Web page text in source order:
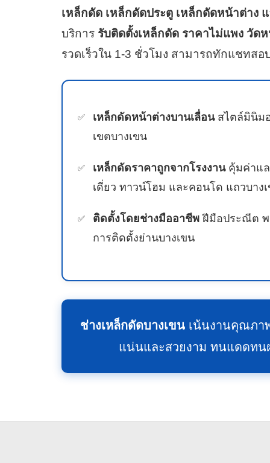
เหล็กดัด เหล็กดัดประตู เหล็กดัดหน้าต่าง
บริการ รับติดตั้งเหล็กดัด ราคาไม่แพง วัด
รวดเร็วใน 1-3 ชั่วโมง สามารถทักแชทส
เหล็กดัดหน้าต่างบานเลื่อนสไตล์มินิม
เขตบางเขน
เหล็กดัดราคาถูกจากโรงงานคุ้มค่าแล
เดี่ยว ทาวน์โฮม และคอนโด แถวบาง
ติดตั้งโดยช่างมืออาชีพ ฝีมือประณีต พ
การติดตั้งย่านบางเขน
ช่างเหล็กดัดบางเขนเน้นงานคุณภา
แน่นและสวยงาม ทนแดดทน